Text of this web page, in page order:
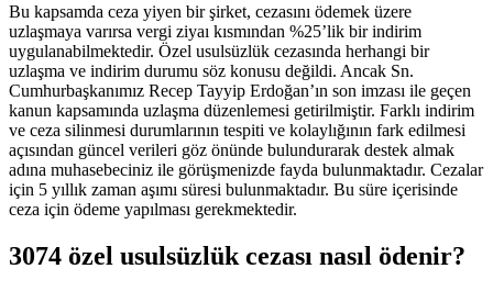
Bu kapsamda ceza yiyen bir şirket, cezasını ödemek üzere
uzlaşmaya varırsa vergi ziyaı kısmından %25’lik bir indirim
uygulanabilmektedir. Özel usulsüzlük cezasında herhangi bir
uzlaşma ve indirim durumu söz konusu değildi. Ancak Sn.
Cumhurbaşkanımız Recep Tayyip Erdoğan’ın son imzası ile geçen
kanun kapsamında uzlaşma düzenlemesi getirilmiştir. Farklı indirim
ve ceza silinmesi durumlarının tespiti ve kolaylığının fark edilmesi
açısından güncel verileri göz önünde bulundurarak destek almak
adına muhasebeciniz ile görüşmenizde fayda bulunmaktadır. Cezalar
için 5 yıllık zaman aşımı süresi bulunmaktadır. Bu süre içerisinde
ceza için ödeme yapılması gerekmektedir.
3074 özel usulsüzlük cezası nasıl ödenir?